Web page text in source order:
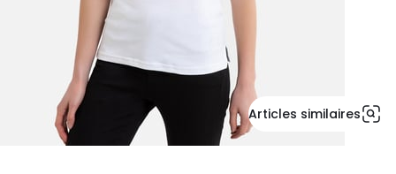
Articles similaires